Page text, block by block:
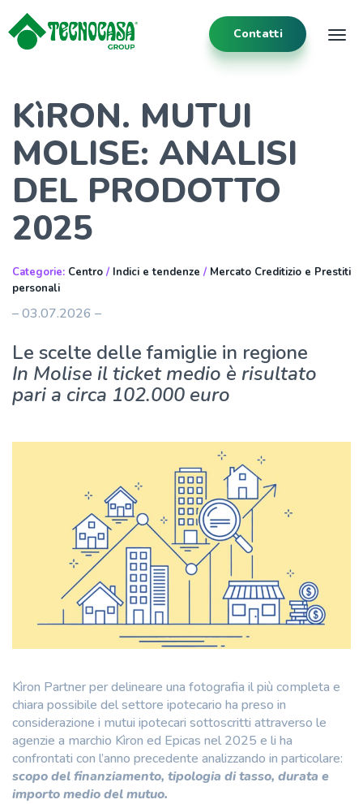
Contatti
KìRON. MUTUI
MOLISE: ANALISI
DEL PRODOTTO
2025
Categorie: Centro / Indici e tendenze / Mercato Creditizio e Prestiti
personali
– 03.07.2026 –
Le scelte delle famiglie in regione
In Molise il ticket medio è risultato
pari a circa 102.000 euro
Kìron Partner per delineare una fotografia il più completa e
chiara possibile del settore ipotecario ha preso in
considerazione i mutui ipotecari sottoscritti attraverso le
agenzie a marchio Kìron ed Epicas nel 2025 e li ha
confrontati con l’anno precedente analizzando in particolare:
scopo del finanziamento, tipologia di tasso, durata e
importo medio del mutuo.